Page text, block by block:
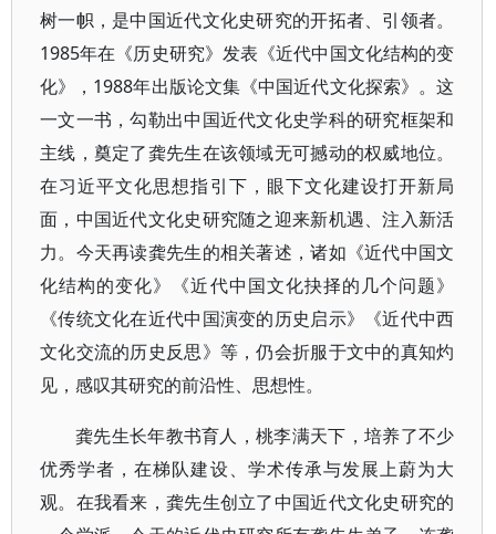
树一帜，是中国近代文化史研究的开拓者、引领者。
1985年在《历史研究》发表《近代中国文化结构的变
化》，1988年出版论文集《中国近代文化探索》。这
一文一书，勾勒出中国近代文化史学科的研究框架和
主线，奠定了龚先生在该领域无可撼动的权威地位。
在习近平文化思想指引下，眼下文化建设打开新局
面，中国近代文化史研究随之迎来新机遇、注入新活
力。今天再读龚先生的相关著述，诸如《近代中国文
化结构的变化》《近代中国文化抉择的几个问题》
《传统文化在近代中国演变的历史启示》《近代中西
文化交流的历史反思》等，仍会折服于文中的真知灼
见，感叹其研究的前沿性、思想性。
龚先生长年教书育人，桃李满天下，培养了不少
优秀学者，在梯队建设、学术传承与发展上蔚为大
观。在我看来，龚先生创立了中国近代文化史研究的